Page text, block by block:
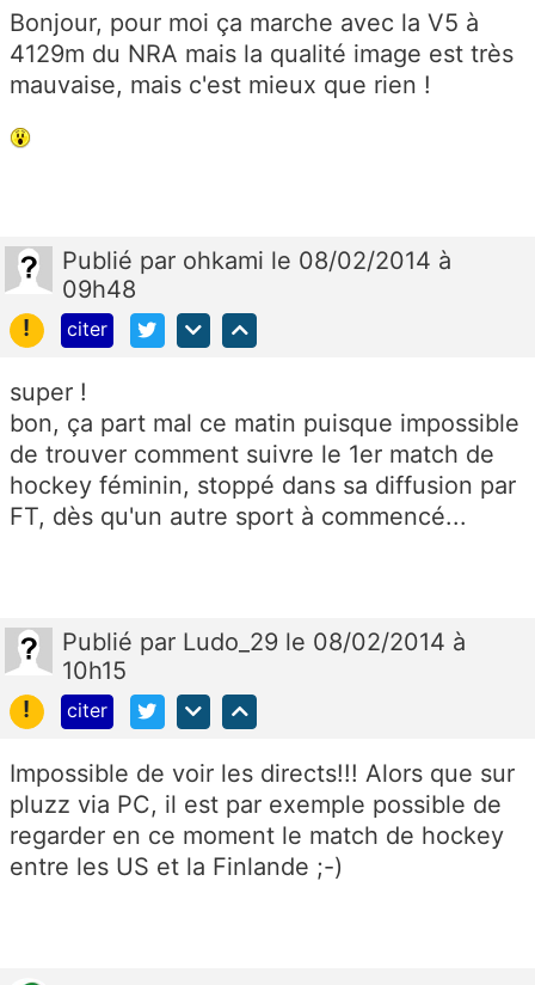
Bonjour, pour moi ça marche avec la V5 à
4129m du NRA mais la qualité image est très
mauvaise, mais c'est mieux que rien !
Publié par ohkami le 08/02/2014 à
09h48
!
citer
super !
bon, ça part mal ce matin puisque impossible
de trouver comment suivre le 1er match de
hockey féminin, stoppé dans sa diffusion par
FT, dès qu'un autre sport à commencé...
Publié par Ludo_29 le 08/02/2014 à
10h15
!
citer
Impossible de voir les directs!!! Alors que sur
pluzz via PC, il est par exemple possible de
regarder en ce moment le match de hockey
entre les US et la Finlande ;-)